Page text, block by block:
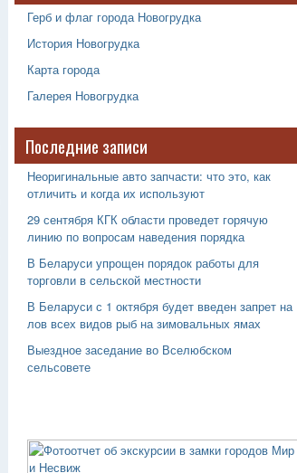
Герб и флаг города Новогрудка
История Новогрудка
Карта города
Галерея Новогрудка
Последние записи
Неоригинальные авто запчасти: что это, как
отличить и когда их используют
29 сентября КГК области проведет горячую
линию по вопросам наведения порядка
В Беларуси упрощен порядок работы для
торговли в сельской местности
В Беларуси с 1 октября будет введен запрет на
лов всех видов рыб на зимовальных ямах
Выездное заседание во Вселюбском
сельсовете